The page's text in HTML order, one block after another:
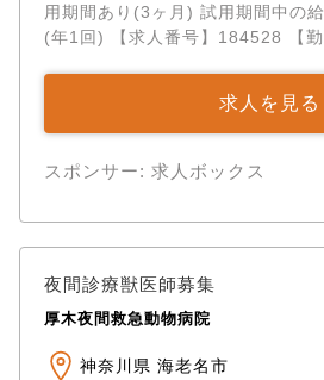
用期間あり(3ヶ月) 試用期間中の
(年1回) 【求人番号】184528 【勤
求人を見る
スポンサー: 求人ボックス
夜間診療獣医師募集
厚木夜間救急動物病院
神奈川県 海老名市